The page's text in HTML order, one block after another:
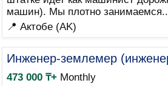
машин). Мы плотно
📍 Актобе (AK)
Инженер-землемер
473 000 ₸+Monthly